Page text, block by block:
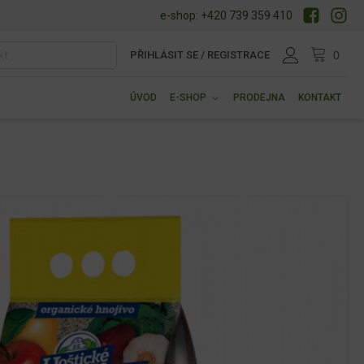
e-shop: +420 739 359 410
PŘIHLÁSIT SE / REGISTRACE
ÚVOD E-SHOP PRODEJNA KONTAKT